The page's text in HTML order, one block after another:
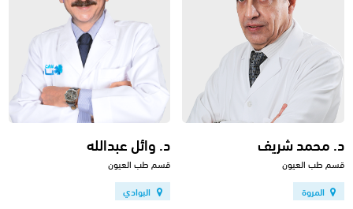
د. محمد شريف
قسم طب العيون
المروة
د. وائل عبدالله
قسم طب العيون
البوادي